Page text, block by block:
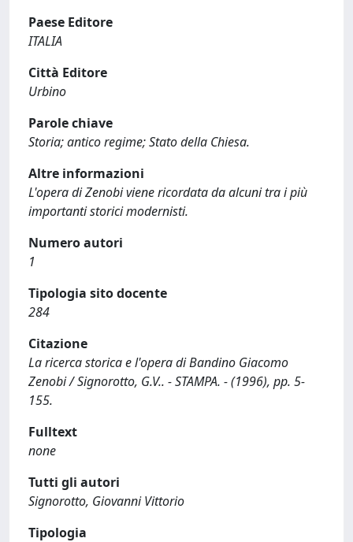
Paese Editore
ITALIA
Città Editore
Urbino
Parole chiave
Storia; antico regime; Stato della Chiesa.
Altre informazioni
L'opera di Zenobi viene ricordata da alcuni tra i più
importanti storici modernisti.
Numero autori
1
Tipologia sito docente
284
Citazione
La ricerca storica e l'opera di Bandino Giacomo
Zenobi / Signorotto, G.V.. - STAMPA. - (1996), pp. 5-
155.
Fulltext
none
Tutti gli autori
Signorotto, Giovanni Vittorio
Tipologia